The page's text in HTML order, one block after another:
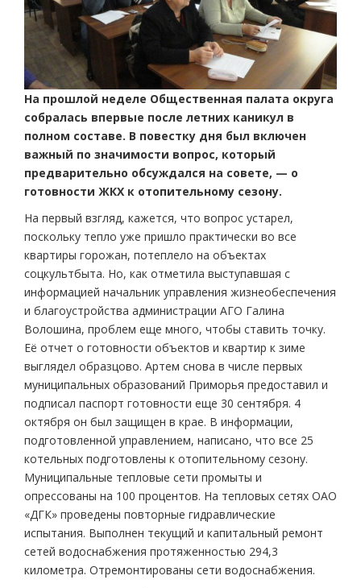
На прошлой неделе Общественная палата округа
собралась впервые после летних каникул в
полном составе. В повестку дня был включен
важный по значимости вопрос, который
предварительно обсуждался на совете, — о
готовности ЖКХ к отопительному сезону.
На первый взгляд, кажется, что вопрос устарел,
поскольку тепло уже пришло практически во все
квартиры горожан, потеплело на объектах
соцкультбыта. Но, как отметила выступавшая с
информацией начальник управления жизнеобеспечения
и благоустройства администрации АГО Галина
Волошина, проблем еще много, чтобы ставить точку.
Её отчет о готовности объектов и квартир к зиме
выглядел образцово. Артем снова в числе первых
муниципальных образований Приморья предоставил и
подписал паспорт готовности еще 30 сентября. 4
октября он был защищен в крае. В информации,
подготовленной управлением, написано, что все 25
котельных подготовлены к отопительному сезону.
Муниципальные тепловые сети промыты и
опрессованы на 100 процентов. На тепловых сетях ОАО
«ДГК» проведены повторные гидравлические
испытания. Выполнен текущий и капитальный ремонт
сетей водоснабжения протяженностью 294,3
километра. Отремонтированы сети водоснабжения.